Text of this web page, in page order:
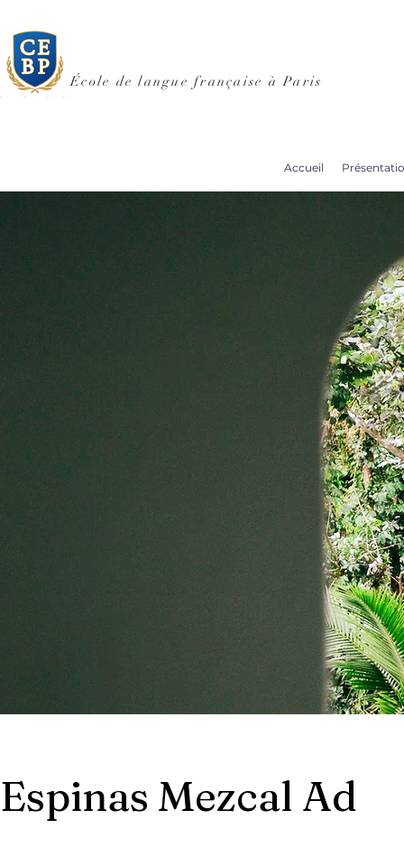
École de langue française à Paris
Accueil
Espinas Mezcal Ad